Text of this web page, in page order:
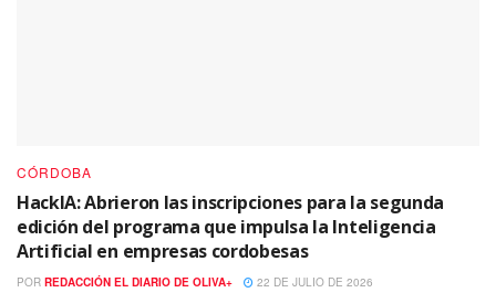
CÓRDOBA
HackIA: Abrieron las inscripciones para la segunda
edición del programa que impulsa la Inteligencia
Artificial en empresas cordobesas
POR REDACCIÓN EL DIARIO DE OLIVA+ 22 DE JULIO DE 2026